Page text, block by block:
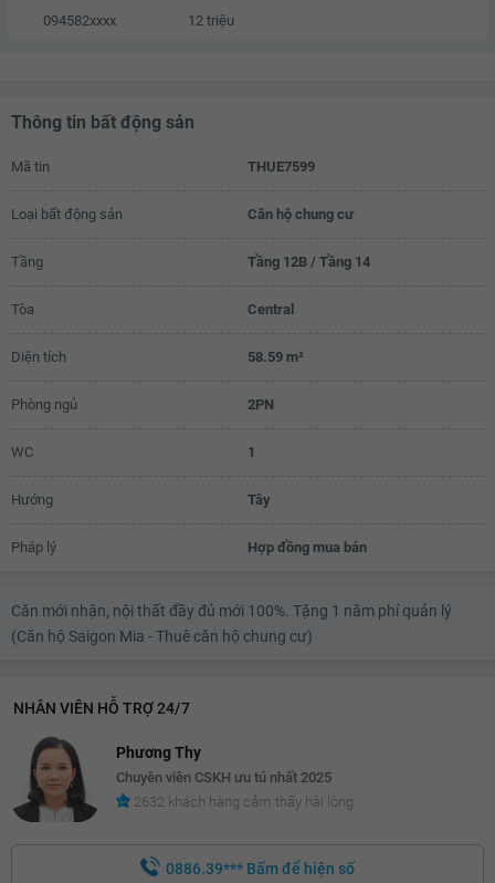
094582xxxx 12 triệu
Thông tin bất động sản
Mã tin THUE7599
Loại bất động sản Căn hộ chung cư
Tầng Tầng 12B / Tầng 14
Tòa Central
Diện tích 58.59 m²
Phòng ngủ 2PN
WC 1
Hướng Tây
Pháp lý Hợp đồng mua bán
Căn mới nhận, nội thất đầy đủ mới 100%. Tặng 1 năm phí quản lý
(Căn hộ Saigon Mia - Thuê căn hộ chung cư)
NHÂN VIÊN HỖ TRỢ 24/7
Phương Thy
Chuyên viên CSKH ưu tú nhất 2025
2632 khách hàng cảm thấy hài lòng
0886.39*** Bấm để hiện số